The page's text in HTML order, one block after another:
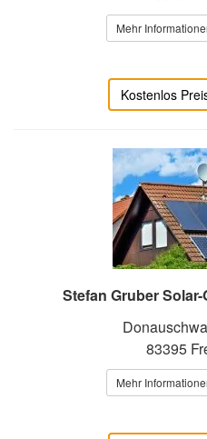
Mehr
Kostenlos
Stefan Gruber
83395
Mehr